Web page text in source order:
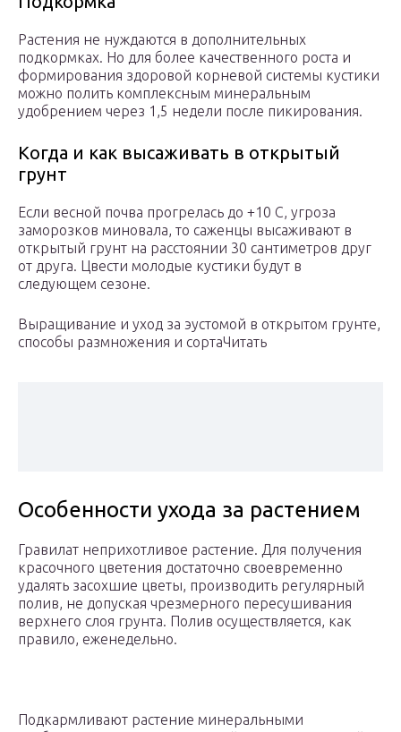
Растения не нуждаются в дополнительных
подкормках. Но для более качественного роста и
формирования здоровой корневой системы кустики
можно полить комплексным минеральным
удобрением через 1,5 недели после пикирования.
Когда и как высаживать в открытый
грунт
Если весной почва прогрелась до +10 С, угроза
заморозков миновала, то саженцы высаживают в
открытый грунт на расстоянии 30 сантиметров друг
от друга. Цвести молодые кустики будут в
следующем сезоне.
Выращивание и уход за эустомой в открытом грунте,
способы размножения и сортаЧитать
Особенности ухода за растением
Гравилат неприхотливое растение. Для получения
красочного цветения достаточно своевременно
удалять засохшие цветы, производить регулярный
полив, не допуская чрезмерного пересушивания
верхнего слоя грунта. Полив осуществляется, как
правило, еженедельно.
Подкармливают растение минеральными